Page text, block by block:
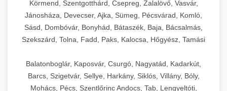
Körmend, Szentgotthárd, Csepreg, Zalalövő, Vasvár,
Jánosháza, Devecser, Ajka, Sümeg, Pécsvárad, Komló,
Sásd, Dombóvár, Bonyhád, Bátaszék, Baja, Bácsalmás,
Szekszárd, Tolna, Fadd, Paks, Kalocsa, Hőgyész, Tamási
Balatonboglár, Kaposvár, Csurgó, Nagyatád, Kadarkút,
Barcs, Szigetvár, Sellye, Harkány, Siklós, Villány, Bóly,
Mohács, Pécs, Szentlőrinc Andocs, Tab, Lengyeltóti,